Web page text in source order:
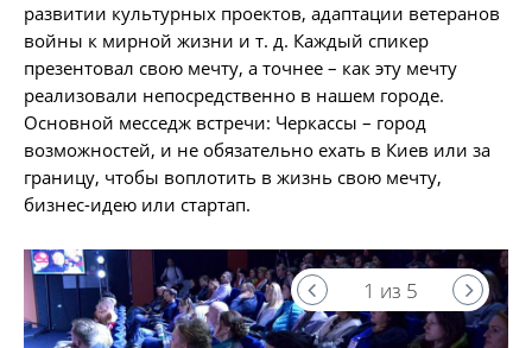
развитии культурных проектов, адаптации ветеранов
войны к мирной жизни и т. д. Каждый спикер
презентовал свою мечту, а точнее – как эту мечту
реализовали непосредственно в нашем городе.
Основной месседж встречи: Черкассы – город
возможностей, и не обязательно ехать в Киев или за
границу, чтобы воплотить в жизнь свою мечту,
бизнес-идею или стартап.
1 из 5